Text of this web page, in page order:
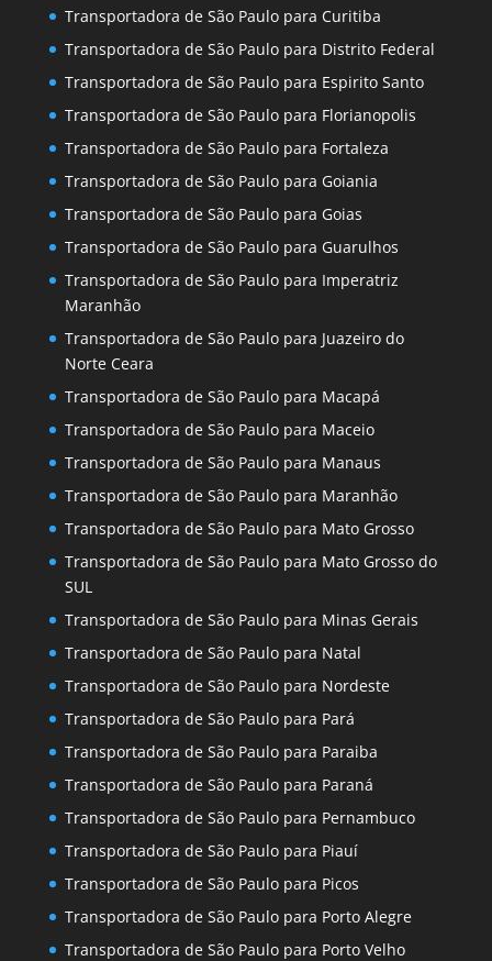
Transportadora de São Paulo para Curitiba
Transportadora de São Paulo para Distrito Federal
Transportadora de São Paulo para Espirito Santo
Transportadora de São Paulo para Florianopolis
Transportadora de São Paulo para Fortaleza
Transportadora de São Paulo para Goiania
Transportadora de São Paulo para Goias
Transportadora de São Paulo para Guarulhos
Transportadora de São Paulo para Imperatriz
Maranhão
Transportadora de São Paulo para Juazeiro do
Norte Ceara
Transportadora de São Paulo para Macapá
Transportadora de São Paulo para Maceio
Transportadora de São Paulo para Manaus
Transportadora de São Paulo para Maranhão
Transportadora de São Paulo para Mato Grosso
Transportadora de São Paulo para Mato Grosso do
SUL
Transportadora de São Paulo para Minas Gerais
Transportadora de São Paulo para Natal
Transportadora de São Paulo para Nordeste
Transportadora de São Paulo para Pará
Transportadora de São Paulo para Paraiba
Transportadora de São Paulo para Paraná
Transportadora de São Paulo para Pernambuco
Transportadora de São Paulo para Piauí
Transportadora de São Paulo para Picos
Transportadora de São Paulo para Porto Alegre
Transportadora de São Paulo para Porto Velho